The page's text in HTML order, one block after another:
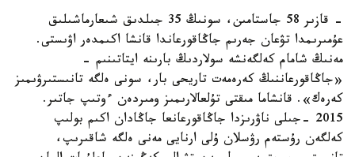
- قازىر 58 جاستامىن، سونىڭ 35 جىلدىق شىعارماشىلىق
عۇمىرىمدا تۋعان جەرىم جاڭاقورعاندا قانشا اكىمدەر اۋىستى.
مەنىڭ شامام كەلگەنشە سولاردىڭ بارىنە ايتاتىنىم -
«جاڭاقورعاننىڭ كەرەمەت تاريحى بار، سونى ەلگە تانىستىرۋىمىز
كەرەك». قانشاما مىقتى تۇلعالارىمىز ومىردەن ءوتىپ جاتىر.
2015 -جىلى ناۋرىزدا جاڭاقورعانعا جاڭادان اكىم بولىپ
كەلگەن رۇستەم رۋسلان ۇلى ارنايى مەنى ەلگە شاقىرىپ،